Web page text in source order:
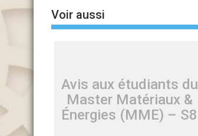
Voir aussi
Avis aux étudiants du
Master Matériaux &
Énergies (MME) – S8